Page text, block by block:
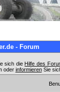
- Forum
sich die Hilfe des
oder informierenSie